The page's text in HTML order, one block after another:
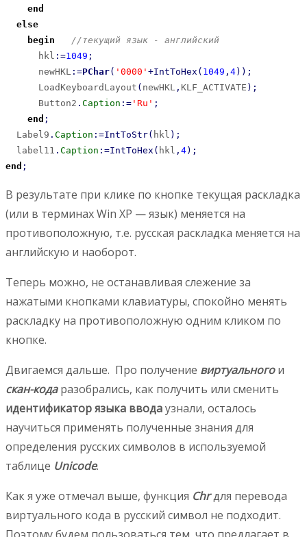
end
else
begin
//текущий язык - английский
      hkl
: =1049 ;
      newHKL
: =PChar( '0000' +IntToHex ( 1049 , 4) ) ;
      LoadKeyboardLayout
( newHKL , KLF_ACTIVATE ) ;
      Button2
. Caption : = 'Ru' ;
end ;
  Label9
. Caption : =IntToStr( hkl ) ;
  label11
. Caption : =IntToHex ( hkl , 4) ;
end ;
В результате при клике по кнопке текущая раскладка
(или в терминах Win XP — язык) меняется на
противоположную, т.е. русская раскладка меняется на
английскую и наоборот.
Теперь можно, не останавливая слежение за
нажатыми кнопками клавиатуры, спокойно менять
раскладку на противоположную одним кликом по
кнопке.
Двигаемся дальше. Про получение виртуальногои
скан-кодаразобрались, как получить или сменить
идентификатор языка вводаузнали, осталось
научиться применять полученные знания для
определения русских символов в используемой
таблице Unicode.
Как я уже отмечал выше, функция Chrдля перевода
виртуального кода в русский символ не подходит.
Поэтому будем пользоваться тем, что предлагает в